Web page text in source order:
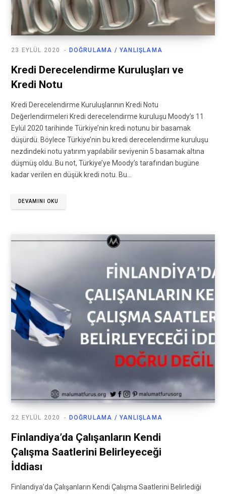
DOĞRULAMA / YANLIŞLAMA
23 EYLÜL 2020
Kredi Derecelendirme Kuruluşları ve
Kredi Notu
Kredi Derecelendirme Kuruluşlarının Kredi Notu
Değerlendirmeleri Kredi derecelendirme kuruluşu Moody’s 11
Eylül 2020 tarihinde Türkiye’nin kredi notunu bir basamak
düşürdü. Böylece Türkiye’nin bu kredi derecelendirme kuruluşu
nezdindeki notu yatırım yapılabilir seviyenin 5 basamak altına
düşmüş oldu. Bu not, Türkiye’ye Moody’s tarafından bugüne
kadar verilen en düşük kredi notu. Bu…
DEVAMINI OKU
DOĞRULAMA / YANLIŞLAMA
22 EYLÜL 2020
Finlandiya’da Çalışanların Kendi
Çalışma Saatlerini Belirleyeceği
İddiası
Finlandiya’da Çalışanların Kendi Çalışma Saatlerini Belirlediği